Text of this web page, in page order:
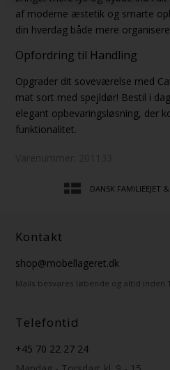
af moderne æstetik og smarte
din hverdag både mere
Opfordring til Handling
Opgrader dit soveværelse med
mat sort med spejldør! Bestil i
elegant opbevaringsløsning, der
funktionalitet.
DANSK FAMILIEEJET
Kontakt
shop@mobellageret.dk
Mails besvares løbende og altid inden
Telefontid
+45 70 22 27 24